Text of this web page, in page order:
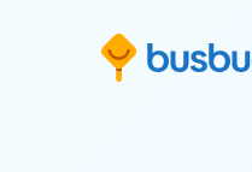
naar het zoekformulier
naar inhoud
Ga naar de footer